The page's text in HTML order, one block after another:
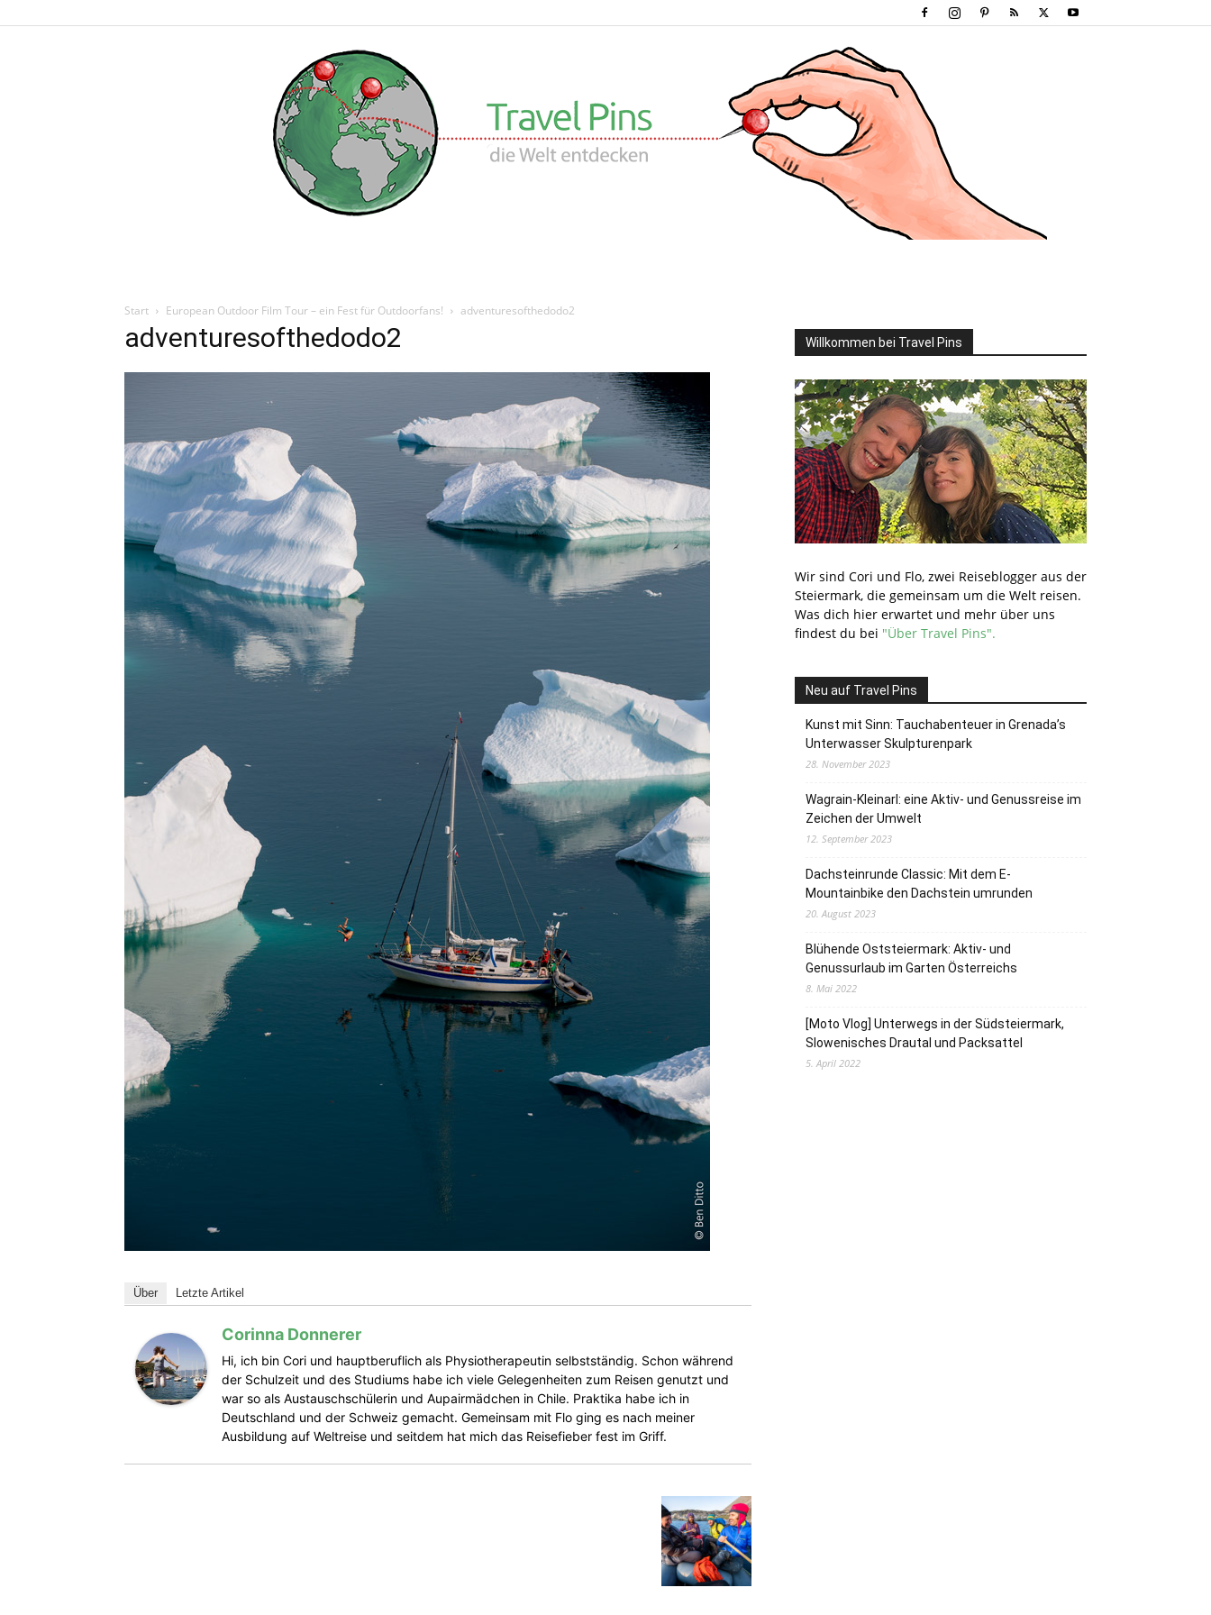
Pins
Start European Outdoor Film Tour – ein Fest für Outdoorfans! adventuresofthedodo2
adventuresofthedodo2
Über Letzte Artikel
Corinna Donnerer
Hi, ich bin Cori und hauptberuflich als Physiotherapeutin selbstständig. Schon während
der Schulzeit und des Studiums habe ich viele Gelegenheiten zum Reisen genutzt und
war so als Austauschschülerin und Aupairmädchen in Chile. Praktika habe ich in
Deutschland und der Schweiz gemacht. Gemeinsam mit Flo ging es nach meiner
Ausbildung auf Weltreise und seitdem hat mich das Reisefieber fest im Griff.
Willkommen bei Travel Pins
Wir sind Cori und Flo, zwei Reiseblogger aus der
Steiermark, die gemeinsam um die Welt reisen.
Was dich hier erwartet und mehr über uns
findest du bei "Über Travel Pins".
Neu auf Travel Pins
Kunst mit Sinn: Tauchabenteuer in Grenada’s
Unterwasser Skulpturenpark
28. November 2023
Wagrain-Kleinarl: eine Aktiv- und Genussreise im
Zeichen der Umwelt
12. September 2023
Dachsteinrunde Classic: Mit dem E-
Mountainbike den Dachstein umrunden
20. August 2023
Blühende Oststeiermark: Aktiv- und
Genussurlaub im Garten Österreichs
8. Mai 2022
[Moto Vlog] Unterwegs in der Südsteiermark,
Slowenisches Drautal und Packsattel
5. April 2022